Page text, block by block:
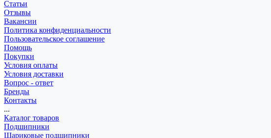
Статьи
Отзывы
Вакансии
Политика конфиденциальности
Пользовательское соглашение
Помощь
Покупки
Условия оплаты
Условия доставки
Вопрос - ответ
Бренды
Контакты
...
Каталог товаров
Подшипники
Шариковые подшипники